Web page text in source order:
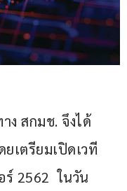
สกมช. จึงได้
เตรียมเปิดเวที
2562  ในวัน